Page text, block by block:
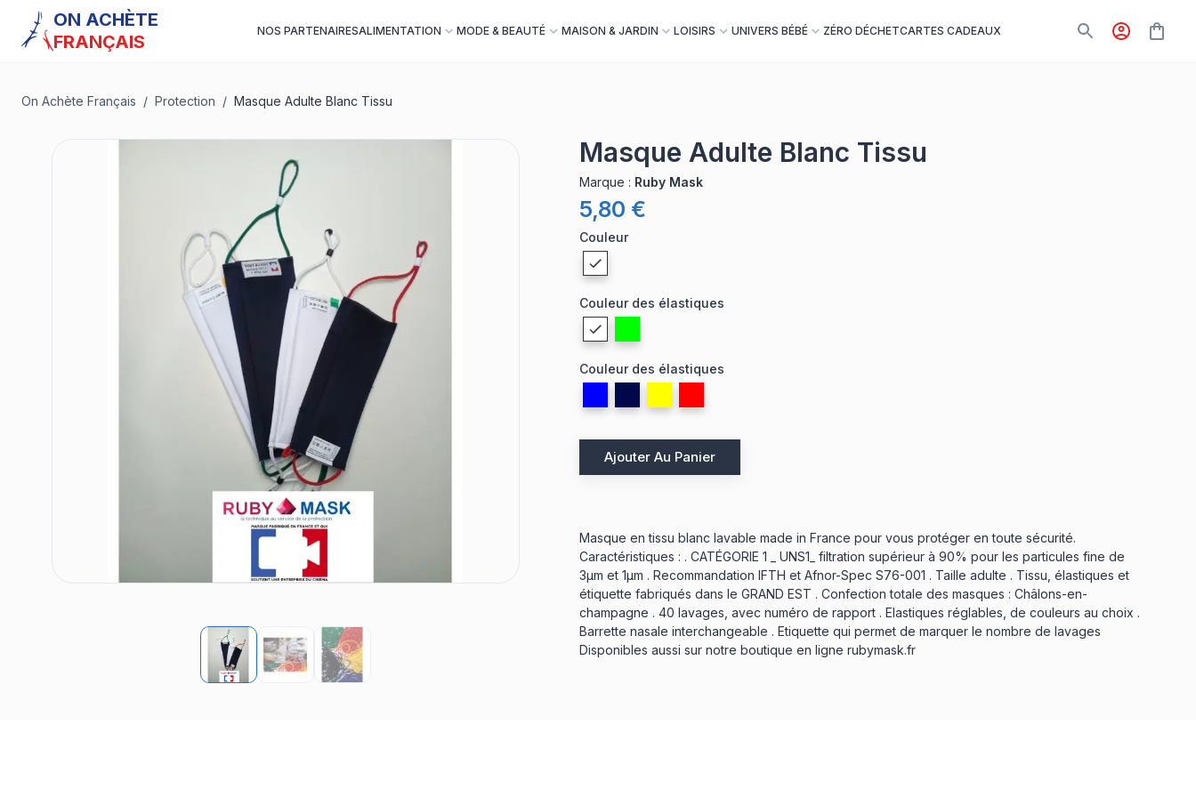
ON ACHÈTE
FRANÇAIS
NOS PARTENAIRESALIMENTATION MODE & BEAUTÉ MAISON & JARDIN LOISIRS UNIVERS BÉBÉ ZÉRO DÉCHETCARTES CADEAUX
On Achète Français / Protection / Masque Adulte Blanc Tissu
Masque Adulte Blanc Tissu
Marque : Ruby Mask
5,80 €
Couleur
Couleur des élastiques
Couleur des élastiques
Ajouter Au Panier
Masque en tissu blanc lavable made in France pour vous protéger en toute sécurité.
Caractéristiques : . CATÉGORIE 1 _ UNS1_ filtration supérieur à 90% pour les particules fine de
3µm et 1µm . Recommandation IFTH et Afnor-Spec S76-001 . Taille adulte . Tissu, élastiques et
étiquette fabriqués dans le GRAND EST . Confection totale des masques : Châlons-en-
champagne . 40 lavages, avec numéro de rapport . Elastiques réglables, de couleurs au choix .
Barrette nasale interchangeable . Etiquette qui permet de marquer le nombre de lavages
Disponibles aussi sur notre boutique en ligne rubymask.fr